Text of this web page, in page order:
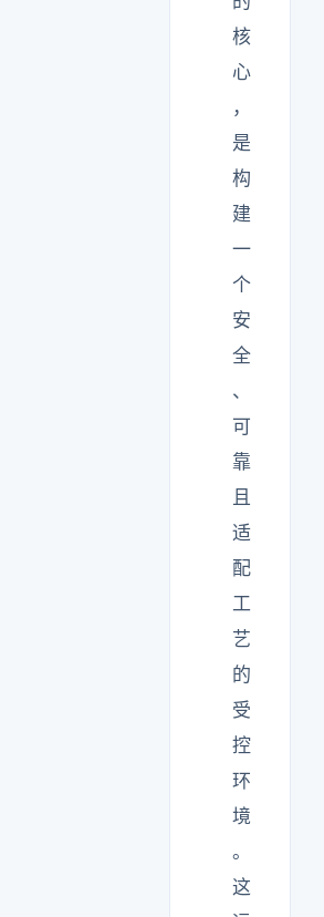
核
心
，
是
构
建
一
个
安
全
、
可
靠
且
适
配
工
艺
的
受
控
环
境
。
这